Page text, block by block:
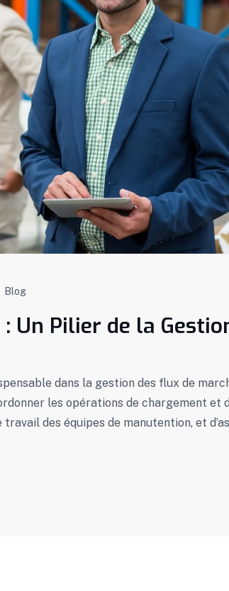
Blog
Un Pilier de la
dans la gestion des flux de
les opérations de chargement et
des équipes de manutention, et